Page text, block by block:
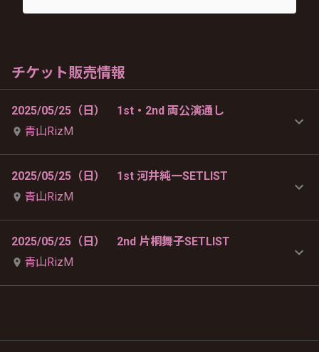
チケット販売情報
2025/05/25（日） 1st・2nd 両公演通し
青山RizM
2025/05/25（日） 1st 河井純一SETLIST
青山RizM
2025/05/25（日） 2nd 片桐舞子SETLIST
青山RizM